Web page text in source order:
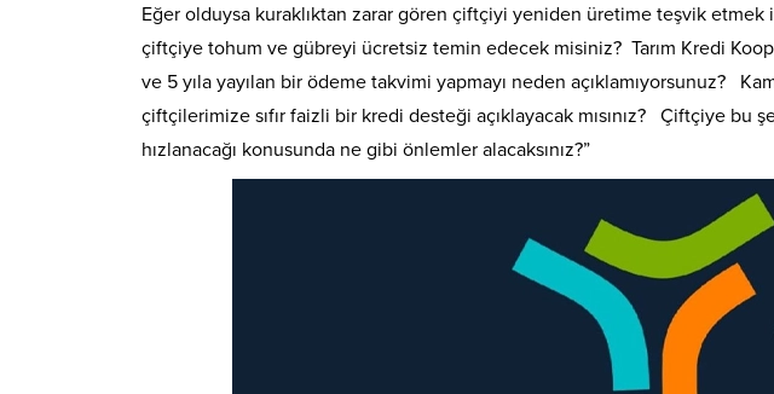
Eğer olduysa kuraklıktan zarar gören çiftçiyi yeniden üretime teşvik etmek
çiftçiye tohum ve gübreyi ücretsiz temin edecek misiniz? Tarım Kredi
ve 5 yıla yayılan bir ödeme takvimi yapmayı neden açıklamıyorsunuz?
çiftçilerimize sıfır faizli bir kredi desteği açıklayacak mısınız? Çiftçiye bu
hızlanacağı konusunda ne gibi önlemler alacaksınız?”